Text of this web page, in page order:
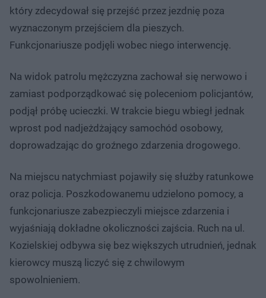
który zdecydował się przejść przez jezdnię poza
wyznaczonym przejściem dla pieszych.
Funkcjonariusze podjęli wobec niego interwencję.
Na widok patrolu mężczyzna zachował się nerwowo i
zamiast podporządkować się poleceniom policjantów,
podjął próbę ucieczki. W trakcie biegu wbiegł jednak
wprost pod nadjeżdżający samochód osobowy,
doprowadzając do groźnego zdarzenia drogowego.
Na miejscu natychmiast pojawiły się służby ratunkowe
oraz policja. Poszkodowanemu udzielono pomocy, a
funkcjonariusze zabezpieczyli miejsce zdarzenia i
wyjaśniają dokładne okoliczności zajścia. Ruch na ul.
Kozielskiej odbywa się bez większych utrudnień, jednak
kierowcy muszą liczyć się z chwilowym
spowolnieniem.